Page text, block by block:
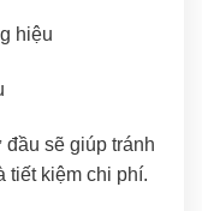
hiệu
sẽ giúp tránh
tiết kiệm chi phí.